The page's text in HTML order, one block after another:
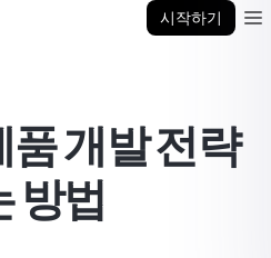
시작하기
개발 전략
방법